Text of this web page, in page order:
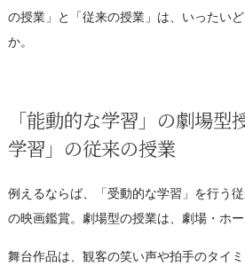
の授業」と「従来の授業」は、いったい
か。
「能動的な学習」の劇場型
学習」の従来の授業
例えるならば、「受動的な学習」を行う
の映画鑑賞。劇場型の授業は、劇場・ホー
舞台作品は、観客の笑い声や拍手のタイ